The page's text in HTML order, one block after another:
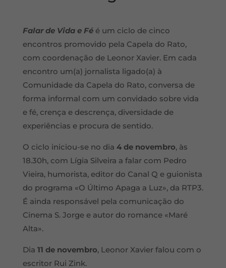
Falar de Vida e Féé um ciclo de cinco
encontros promovido pela Capela do Rato,
com coordenação de Leonor Xavier. Em cada
encontro um(a) jornalista ligado(a) à
Comunidade da Capela do Rato, conversa de
forma informal com um convidado sobre vida
e fé, crença e descrença, diversidade de
experiências e procura de sentido.
O ciclo iniciou-se no dia 4 de novembro, às
18.30h, com Lígia Silveira a falar com Pedro
Vieira, humorista, editor do Canal Q e guionista
do programa «O Último Apaga a Luz», da RTP3.
É ainda responsável pela comunicação do
Cinema S. Jorge e autor do romance «Maré
Alta».
Dia 11 de novembro, Leonor Xavier falou com o
escritor Rui Zink.